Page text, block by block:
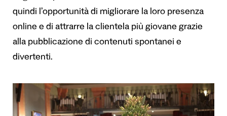
quindi l’opportunità di migliorare la loro presenza
online e di attrarre la clientela più giovane grazie
alla pubblicazione di contenuti spontanei e
divertenti.